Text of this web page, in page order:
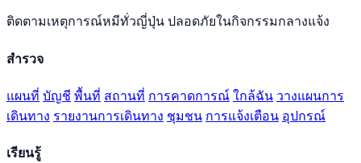
ติดตามเหตุการณ์หมีทั่วญี่ปุ่น ปลอดภัยในกิจกรรมกลางแจ้ง
สำรวจ
แผนที่ บัญชี พื้นที่ สถานที่ การคาดการณ์ใกล้ฉัน วางแผนการ
เดินทาง รายงานการเดินทาง ชุมชน การแจ้งเตือน อุปกรณ์
เรียนรู้